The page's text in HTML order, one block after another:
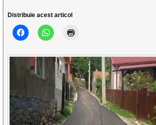
Distribuie acest articol